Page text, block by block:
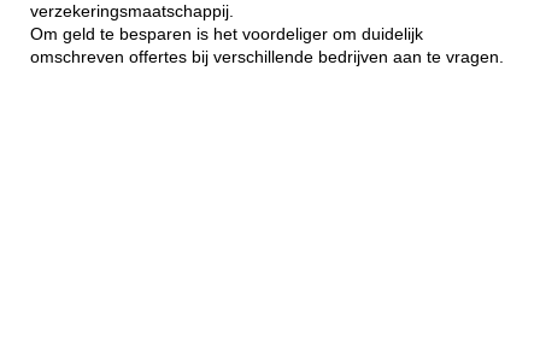
verzekeringsmaatschappij.
Om geld te besparen is het voordeliger om duidelijk
omschreven offertes bij verschillende bedrijven aan te vragen.